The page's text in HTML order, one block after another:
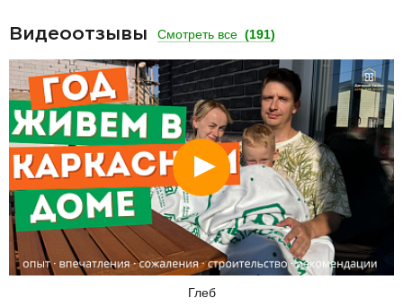
Видеоотзывы Смотреть все (191)
Смотреть
Глеб